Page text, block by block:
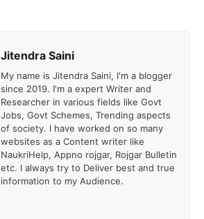
Jitendra Saini
My name is Jitendra Saini, I'm a blogger
since 2019. I'm a expert Writer and
Researcher in various fields like Govt
Jobs, Govt Schemes, Trending aspects
of society. I have worked on so many
websites as a Content writer like
NaukriHelp, Appno rojgar, Rojgar Bulletin
etc. I always try to Deliver best and true
information to my Audience.